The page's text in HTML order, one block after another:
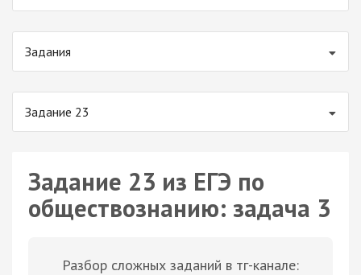
Задания
Задание 23
Задание 23 из ЕГЭ по
обществознанию: задача 3
Разбор сложных заданий в тг-канале: